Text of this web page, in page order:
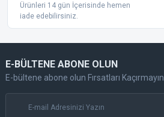
Ürünleri 14 gün İçerisinde hemen
iade edebilirsiniz.
E-BÜLTENE ABONE OLUN
E-bültene abone olun Fırsatları Kaçırmayın